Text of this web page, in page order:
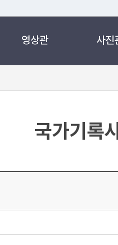
다.
영상관 사진
국가기록